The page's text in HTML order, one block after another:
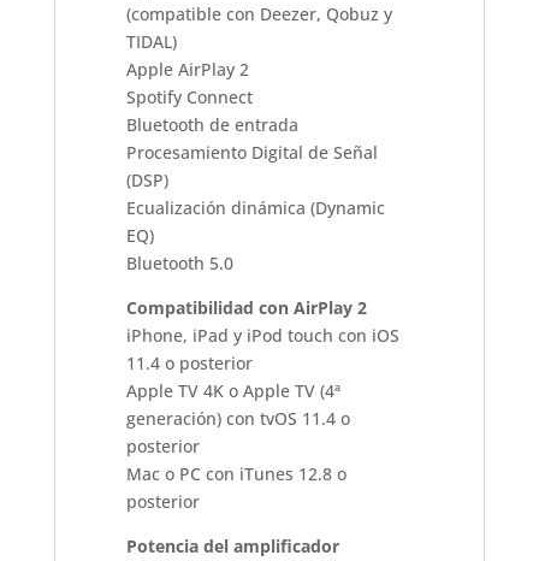
(compatible con Deezer, Qobuz y
TIDAL)
Apple AirPlay 2
Spotify Connect
Bluetooth de entrada
Procesamiento Digital de Señal
(DSP)
Ecualización dinámica (Dynamic
EQ)
Bluetooth 5.0
Compatibilidad con AirPlay 2
iPhone, iPad y iPod touch con iOS
11.4 o posterior
Apple TV 4K o Apple TV (4ª
generación) con tvOS 11.4 o
posterior
Mac o PC con iTunes 12.8 o
posterior
Potencia del amplificador